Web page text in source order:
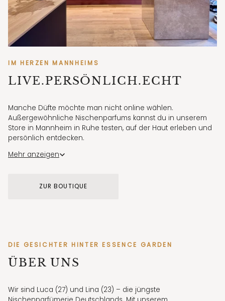
IM HERZEN MANNHEIMS
LIVE.PERSÖNLICH.ECHT
Manche Düfte möchte man nicht online wählen.
Außergewöhnliche Nischenparfums kannst du in unserem
Store in Mannheim in Ruhe testen, auf der Haut erleben und
persönlich entdecken.
regelmäßig in authentischen Videos auf Instagram und
Mehr anzeigen
ZUR BOUTIQUE
DIE GESICHTER HINTER ESSENCE GARDEN
ÜBER UNS
Wir sind Luca (27) und Lina (23) – die jüngste